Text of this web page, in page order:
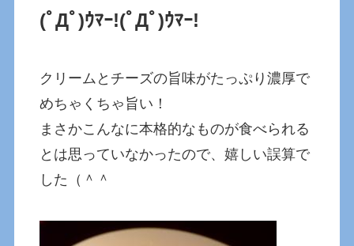
(ﾟДﾟ)ｳﾏｰ!(ﾟДﾟ)ｳﾏｰ!
クリームとチーズの旨味がたっぷり濃厚で
めちゃくちゃ旨い！
まさかこんなに本格的なものが食べられる
とは思っていなかったので、嬉しい誤算で
した（＾＾